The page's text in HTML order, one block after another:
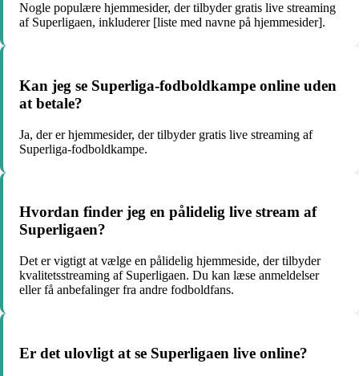
Nogle populære hjemmesider, der tilbyder gratis live streaming
af Superligaen, inkluderer [liste med navne på hjemmesider].
Kan jeg se Superliga-fodboldkampe online uden
at betale?
Ja, der er hjemmesider, der tilbyder gratis live streaming af
Superliga-fodboldkampe.
Hvordan finder jeg en pålidelig live stream af
Superligaen?
Det er vigtigt at vælge en pålidelig hjemmeside, der tilbyder
kvalitetsstreaming af Superligaen. Du kan læse anmeldelser
eller få anbefalinger fra andre fodboldfans.
Er det ulovligt at se Superligaen live online?